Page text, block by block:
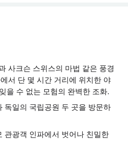
사크슨 스위스의 마법 같은 풍경
서 단 몇 시간 거리에 위치한 야
을 수 없는 모험의 완벽한 조화.
독일의 국립공원 두 곳을 방문하
관광객 인파에서 벗어나 친밀한